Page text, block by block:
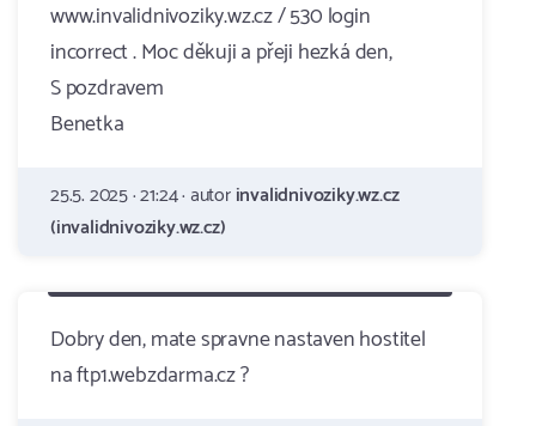
www.invalidnivoziky.wz.cz / 530 login
incorrect . Moc děkuji a přeji hezká den,
S pozdravem
Benetka
25.5. 2025 · 21:24 · autorinvalidnivoziky.wz.cz
(invalidnivoziky.wz.cz)
Dobry den, mate spravne nastaven hostitel
na ftp1.webzdarma.cz ?